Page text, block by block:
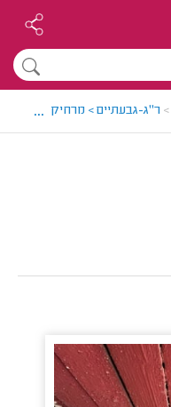
> ר"ג-גבעתיים > מרחיק יונים
...